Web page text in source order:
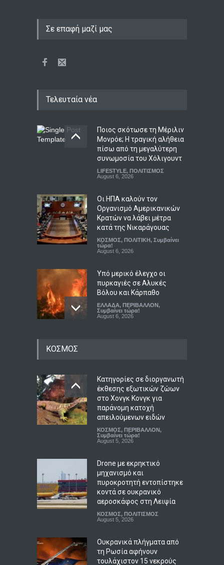
Σε επαφή μαζί μας
Τελευταία νέα
LIFESTYLE,ΠΟΛΙΤΙΣΜΟΣ
August 6, 2026
Οι ΗΠΑ καλούν τον
Κρατών να λάβει μέτρα
ΚΟΣΜΟΣ ,ΠΟΛΙΤΙΚΗ,Συμβαίνει
τώρα!
August 6, 2026
Υπό μερικό έλεγχο οι
πυρκαγιές σε Αλυκές
Βόλου και Κάρπαθο
August 6, 2026
Τραγωδία στην Κρήτη:
Ολλανδή τουρίστρια
πνίγηκε στα Μάλια
Καταπέλτης έκθεση για τις
τράπεζες: Γιατί δεν
δήλωσαν έγκαιρα τις
ύποπτες συναλλαγές του
Έπσταϊν
LIFESTYLE,ΟΙΚΟΝΟΜΙΑ
August 6, 2026
απειλούμενων ειδών
ΚΟΣΜΟΣ , ΠΕΡΙΒΑΛΛΟΝ
Συμβαίνει τώρα!
August 5, 2026
Drone με εκρηκτικό
μηχανισμό και
πυροκροτητή εντοπίστηκε
αεροσκάφος στη Λειψία
ΚΟΣΜΟΣ,ΠΟΛΙΤΙΣΜΟΣ
August 5, 2026
Ουκρανικά πλήγματα από
τη Ρωσία αφήνουν
τουλάχιστον 15 νεκρούς
August 5, 2026